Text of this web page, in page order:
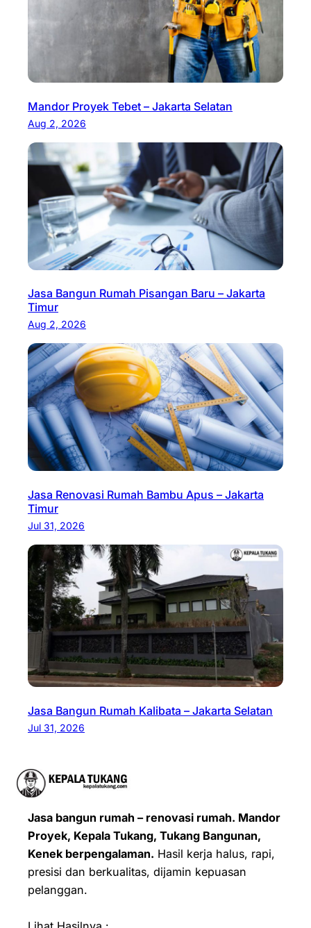
Mandor Proyek Tebet – Jakarta Selatan
Aug 2, 2026
Jasa Bangun Rumah Pisangan Baru – Jakarta
Timur
Aug 2, 2026
Jasa Renovasi Rumah Bambu Apus – Jakarta
Timur
Jul 31, 2026
Jasa Bangun Rumah Kalibata – Jakarta Selatan
Jul 31, 2026
Jasa bangun rumah – renovasi rumah. Mandor
Proyek, Kepala Tukang, Tukang Bangunan,
Kenek berpengalaman. Hasil kerja halus, rapi,
presisi dan berkualitas, dijamin kepuasan
pelanggan.